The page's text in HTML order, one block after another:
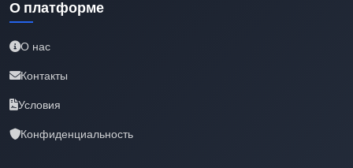
О платформе
О нас
Контакты
Условия
Конфиденциальность